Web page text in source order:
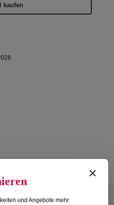
kaufen
×
und Angebote mehr